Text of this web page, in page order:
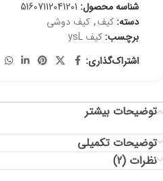
شناسه محصول: 51607112041201
دسته: کیف, کیف دوشی
برچسب: کیف ysL
اشتراک‌گذاری:
توضیحات بیشتر
توضیحات تکمیلی
نظرات (2)